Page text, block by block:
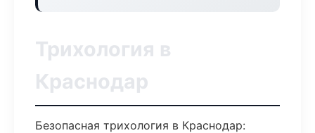
Трихология в
Краснодар
Безопасная трихология в Краснодар: